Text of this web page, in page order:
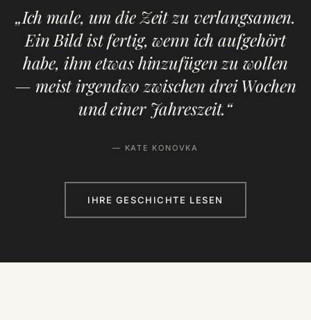
„Ich male, um die Zeit zu verlangsamen.
Ein Bild ist fertig, wenn ich aufgehört
habe, ihm etwas hinzufügen zu wollen
— meist irgendwo zwischen drei Wochen
und einer Jahreszeit.“
— KATE KONOVKA
IHRE GESCHICHTE LESEN